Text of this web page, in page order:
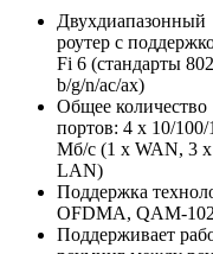
Двухдиапазонный
роутер с
Fi 6 (стандарты
b/g/n/ac/ax)
Общее количество
портов: 4 х 10/100/
Мб/с (1 x WAN, 3 x
LAN)
Поддержка
OFDMA, QAM-
Поддерживает